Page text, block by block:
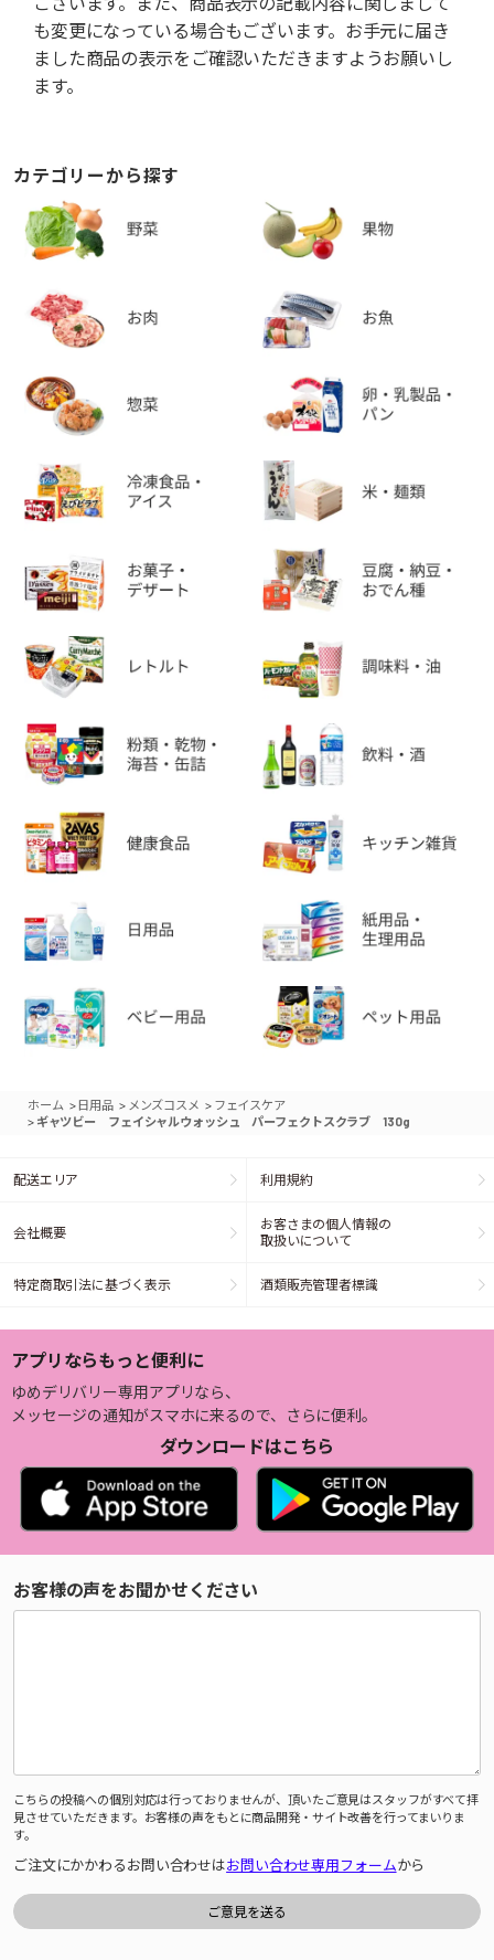
も変更になっている場合もございます。お手元に届き
ました商品の表示をご確認いただきますようお願いし
ます。
カテゴリーから探す
ホーム > 日用品 > メンズコスメ > フェイスケア
> ギャツビー フェイシャルウォッシュ パーフェクトスクラブ 130g
配送エリア 利用規約
会社概要
お客さまの個人情報の
取扱いについて
特定商取引法に基づく表示 酒類販売管理者標識
アプリならもっと便利に
ゆめデリバリー専用アプリなら、
メッセージの通知がスマホに来るので、さらに便利。
ダウンロードはこちら
お客様の声をお聞かせください
こちらの投稿への個別対応は行っておりませんが、頂いたご意見はスタッフがすべて拝
見させていただきます。お客様の声をもとに商品開発・サイト改善を行ってまいりま
す。
ご注文にかかわるお問い合わせはお問い合わせ専用フォームから